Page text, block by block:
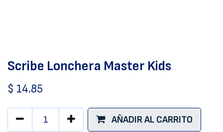
Scribe Lonchera Master Kids
$ 14.85
AÑADIR AL CARRITO